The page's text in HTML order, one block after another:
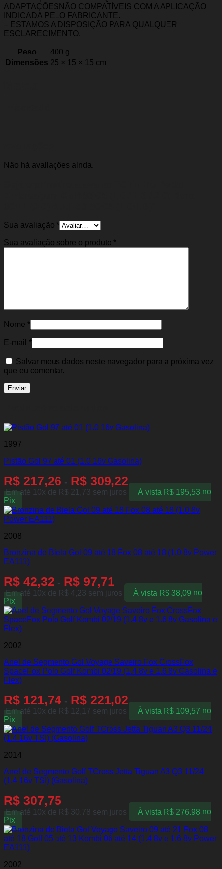
ADAPTAÇÕESNÃO COMPATÍVEIS COM A APLICAÇÃO
INDICADA PELO FABRICANTE.
– ESTAMOS A DISPOSIÇÃO PARA QUALQUER
ESCLARECIMENTO.
Peso
400 g
Dimensões 25 × 15 × 15 cm
Não há avaliações ainda.
Sua avaliação *
Sua avaliação sobre o produto *
Nome *
E-mail *
Salvar meus dados neste navegador para a próxima vez
que eu comentar.
1997
Pistão Gol 97 até 01 (1.0 16v Gasolina)
R$ 217,26 - R$ 309,22
Em até 10x de R$ 21,73 sem juros À vista R$195,53 no
Pix
2008
Bronzina de Biela Gol 09 até 18 Fox 08 até 18 (1.0 8v Power
EA111)
R$ 42,32 - R$ 97,71
Em até 10x de R$ 4,23 sem juros À vista R$38,09 no
Pix
2002
Anel de Segmento Gol Voyage Saveiro Fox CrossFox
SpaceFox Polo Golf Kombi 02/19 (1.4 8v e 1.6 8v Gasolina e
Flex)
R$ 121,74 - R$ 221,02
Em até 10x de R$ 12,17 sem juros À vista R$109,57 no
Pix
2014
Anel de Segmento Golf TCross Jetta Tiguan A3 Q3 11/24
(1.4 16v TSI) (Gasolina)
R$ 307,75
Em até 10x de R$ 30,78 sem juros À vista R$276,98 no
Pix
2002